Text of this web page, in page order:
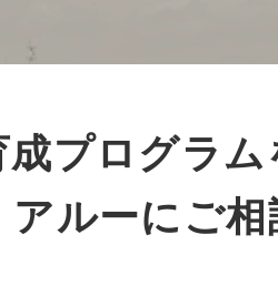
プログラ
アルーにご